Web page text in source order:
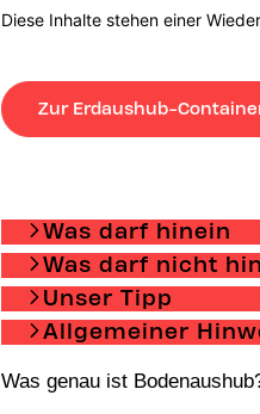
Diese Inhalte stehen einer
Zur Erdaushub-
Was darf hinein
Was darf nicht
Unser Tipp
Allgemeiner
Was genau ist